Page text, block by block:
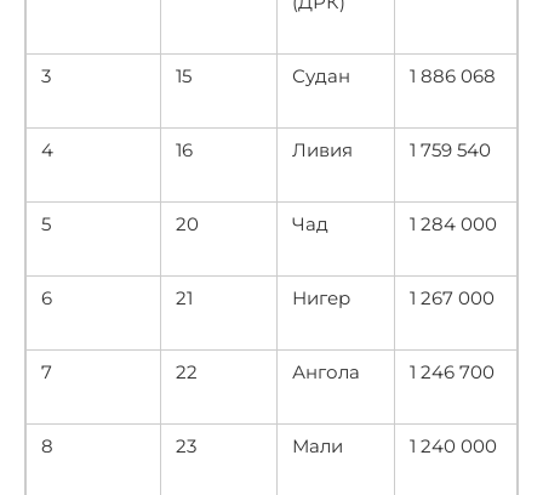
3 15 Судан 1 886 068
4 16 Ливия 1 759 540
5 20 Чад 1 284 000
6 21 Нигер 1 267 000
7 22 Ангола 1 246 700
8 23 Мали 1 240 000